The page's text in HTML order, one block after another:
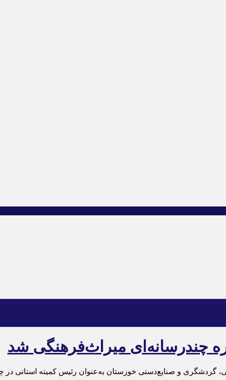
چندرسانه‌ای میراث‌فرهنگی شد
و صنایع‌دستی خوزستان به‌عنوان رئیس کمیته استانی در